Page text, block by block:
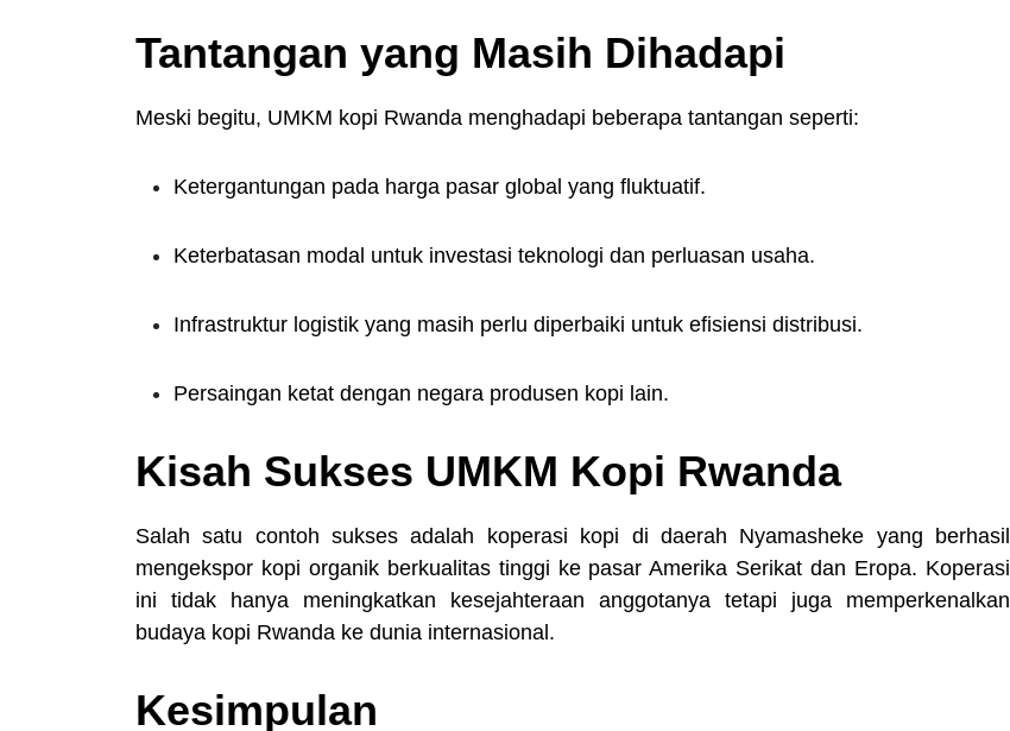
Tantangan yang Masih Dihadapi
Meski begitu, UMKM kopi Rwanda menghadapi beberapa tantangan seperti:
Ketergantungan pada harga pasar global yang fluktuatif.
Keterbatasan modal untuk investasi teknologi dan perluasan usaha.
Infrastruktur logistik yang masih perlu diperbaiki untuk efisiensi distribusi.
Persaingan ketat dengan negara produsen kopi lain.
Kisah Sukses UMKM Kopi Rwanda
Salah satu contoh sukses adalah koperasi kopi di daerah Nyamasheke yang berhasil
mengekspor kopi organik berkualitas tinggi ke pasar Amerika Serikat dan Eropa. Koperasi
ini tidak hanya meningkatkan kesejahteraan anggotanya tetapi juga memperkenalkan
budaya kopi Rwanda ke dunia internasional.
Kesimpulan